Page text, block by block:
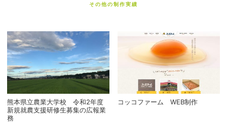
その他の制作実績
熊本県立農業大学校 令和2年度
新規就農支援研修生募集の広報業
務
コッコファーム WEB制作